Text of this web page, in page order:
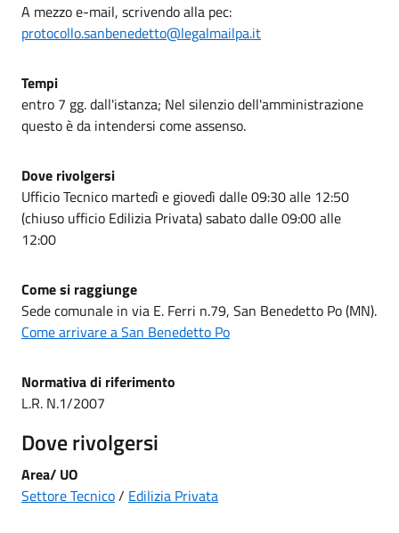
A mezzo e-mail, scrivendo alla pec:
protocollo.sanbenedetto@legalmailpa.it
Tempi
entro 7 gg. dall'istanza; Nel silenzio dell'amministrazione
questo è da intendersi come assenso.
Dove rivolgersi
Ufficio Tecnico martedì e giovedì dalle 09:30 alle 12:50
(chiuso ufficio Edilizia Privata) sabato dalle 09:00 alle
12:00
Come si raggiunge
Sede comunale in via E. Ferri n.79, San Benedetto Po (MN).
Come arrivare a San Benedetto Po
Normativa di riferimento
L.R. N.1/2007
Dove rivolgersi
Area/ UO
Settore Tecnico/ Edilizia Privata